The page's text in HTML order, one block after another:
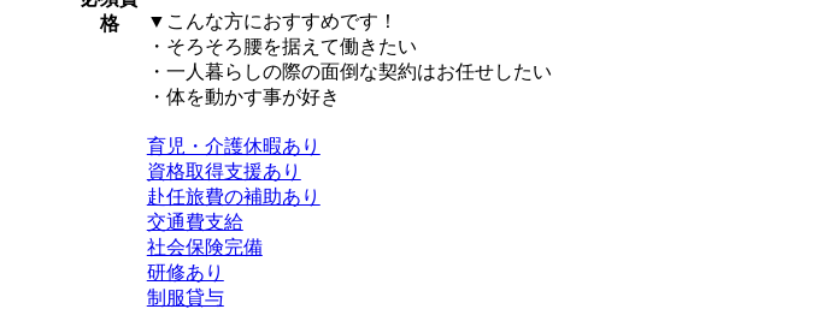
格
▼こんな方におすすめです！
・そろそろ腰を据えて働きたい
・一人暮らしの際の面倒な契約はお任せしたい
・体を動かす事が好き
育児・介護休暇あり
資格取得支援あり
赴任旅費の補助あり
交通費支給
社会保険完備
研修あり
制服貸与